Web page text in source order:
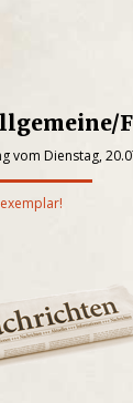
vom Dienstag,